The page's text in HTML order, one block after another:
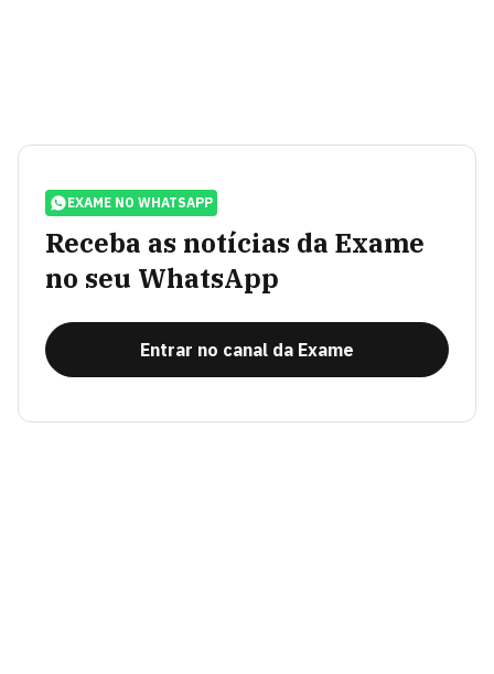
EXAME NO WHATSAPP
Receba as notícias da Exame
no seu WhatsApp
Entrar no canal da Exame